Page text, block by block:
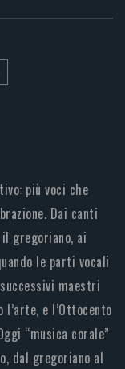
più voci che
Dai canti
gregoriano, ai
le parti vocali
maestri
l’arte, e l’Ottocento
“musica corale”
dal gregoriano al